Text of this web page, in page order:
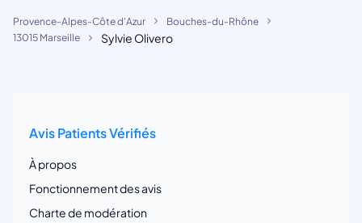
Provence-Alpes-Côte d'Azur
Bouches-du-Rhône
13015 Marseille
Sylvie Olivero
Avis Patients Vérifiés
À propos
Fonctionnement des avis
Charte de modération